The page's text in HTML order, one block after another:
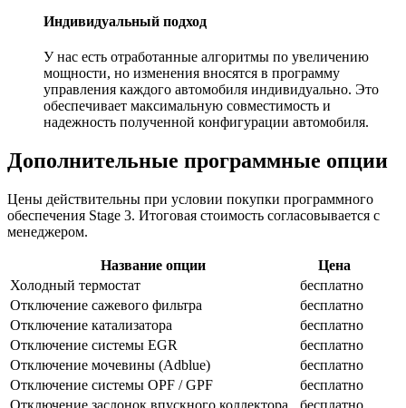
Индивидуальный подход
У нас есть отработанные алгоритмы по увеличению
мощности, но изменения вносятся в программу
управления каждого автомобиля индивидуально. Это
обеспечивает максимальную совместимость и
надежность полученной конфигурации автомобиля.
Дополнительные программные опции
Цены действительны при условии покупки программного
обеспечения Stage 3. Итоговая стоимость согласовывается с
менеджером.
Название опции
Цена
Холодный термостат
бесплатно
Отключение сажевого фильтра
бесплатно
Отключение катализатора
бесплатно
Отключение системы EGR
бесплатно
Отключение мочевины (Adblue)
бесплатно
Отключение системы OPF / GPF
бесплатно
Отключение заслонок впускного коллектора
бесплатно